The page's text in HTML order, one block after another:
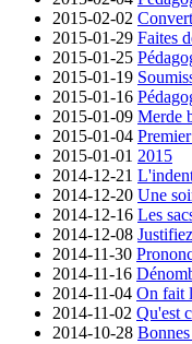
2015-02-02
2015-01-29 Faites
2015-01-25
2015-01-19
2015-01-16
2015-01-09 Merde
2015-01-04
2015-01-01 2015
2014-12-21
2014-12-20 Une
2014-12-16 Les
2014-12-08
2014-11-30
2014-11-16
2014-11-04 On fait
2014-11-02 Qu'est
2014-10-28